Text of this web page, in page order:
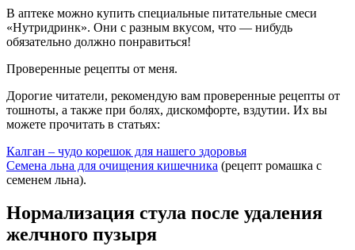
В аптеке можно купить специальные питательные смеси
«Нутридринк». Они с разным вкусом, что — нибудь
обязательно должно понравиться!
Проверенные рецепты от меня.
Дорогие читатели, рекомендую вам проверенные рецепты от
тошноты, а также при болях, дискомфорте, вздутии. Их вы
можете прочитать в статьях:
Калган – чудо корешок для нашего здоровья
Семена льна для очищения кишечника (рецепт ромашка с
семенем льна).
Нормализация стула после удаления
желчного пузыря